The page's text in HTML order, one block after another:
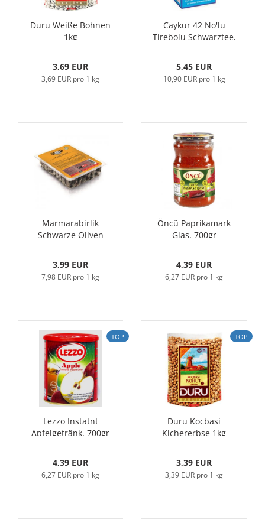
Duru Weiße Bohnen
1kg
3,69 EUR
3,69 EUR pro 1 kg
Caykur 42 No'lu
Tirebolu Schwarztee,
5,45 EUR
10,90 EUR pro 1 kg
Marmarabirlik
Schwarze Oliven
3,99 EUR
7,98 EUR pro 1 kg
Öncü Paprikamark
Glas, 700gr
4,39 EUR
6,27 EUR pro 1 kg
TOP
Lezzo Instatnt
Apfelgetränk, 700gr
4,39 EUR
6,27 EUR pro 1 kg
TOP
Duru Kocbasi
Kichererbse 1kg
3,39 EUR
3,39 EUR pro 1 kg